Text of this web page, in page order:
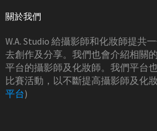
關於我們
W.A. Studio 給攝影師和化妝師提共
去創作及分享。我們也會介紹相關
平台的攝影師及化妝師。我們平台
比賽活動，以不斷提高攝影師及化
平台)